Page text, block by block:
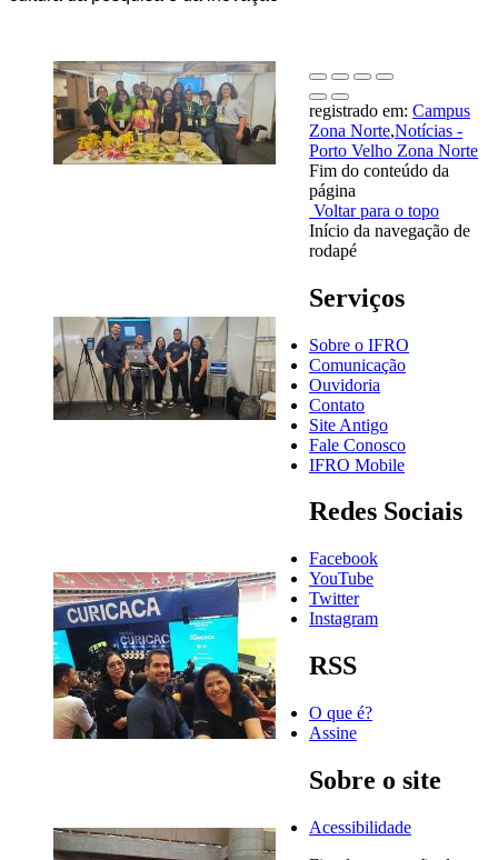
registrado em: Campus
Zona Norte,Notícias -
Porto Velho Zona Norte
Fim do conteúdo da
página
Voltar para o topo
Início da navegação de
rodapé
Serviços
Sobre o IFRO
Comunicação
Ouvidoria
Contato
Site Antigo
Fale Conosco
IFRO Mobile
Redes Sociais
Facebook
YouTube
Twitter
Instagram
RSS
O que é?
Assine
Sobre o site
Acessibilidade